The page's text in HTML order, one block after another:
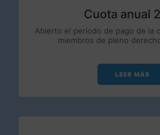
Cuota anual
Abierto el período de pago de la
miembros de pleno
LEER MÁS